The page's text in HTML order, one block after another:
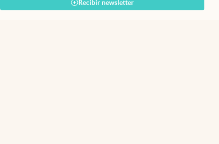
Recibir newsletter